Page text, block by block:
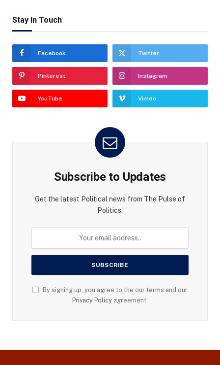
Stay In Touch
Facebook Twitter
Pinterest Instagram
YouTube Vimeo
Subscribe to Updates
Get the latest Political news from The Pulse of
Politics.
By signing up, you agree to the our terms and our
Privacy Policy agreement.